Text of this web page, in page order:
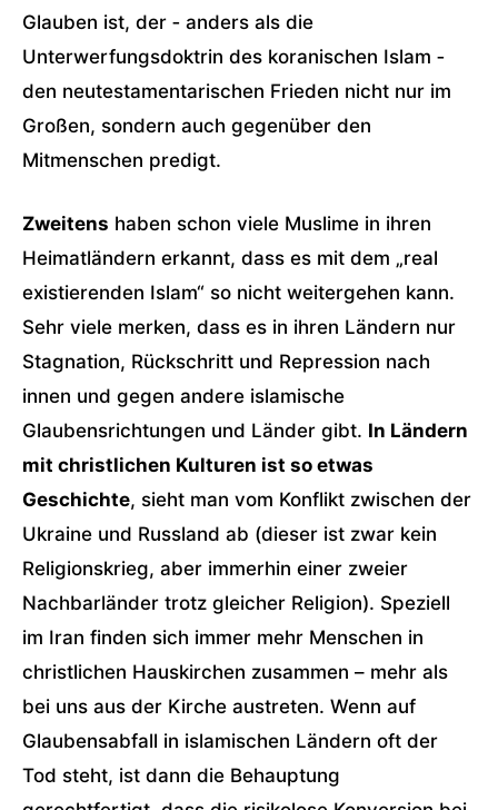
Glauben ist, der ‑ anders als die
Unterwerfungsdoktrin des koranischen Islam ‑
den neutestamentarischen Frieden nicht nur im
Großen, sondern auch gegenüber den
Mitmenschen predigt.
Zweitens haben schon viele Muslime in ihren
Heimatländern erkannt, dass es mit dem „real
existierenden Islam“ so nicht weitergehen kann.
Sehr viele merken, dass es in ihren Ländern nur
Stagnation, Rückschritt und Repression nach
innen und gegen andere islamische
Glaubensrichtungen und Länder gibt. In Ländern
mit christlichen Kulturen ist so etwas
Geschichte, sieht man vom Konflikt zwischen der
Ukraine und Russland ab (dieser ist zwar kein
Religionskrieg, aber immerhin einer zweier
Nachbarländer trotz gleicher Religion). Speziell
im Iran finden sich immer mehr Menschen in
christlichen Hauskirchen zusammen – mehr als
bei uns aus der Kirche austreten. Wenn auf
Glaubensabfall in islamischen Ländern oft der
Tod steht, ist dann die Behauptung